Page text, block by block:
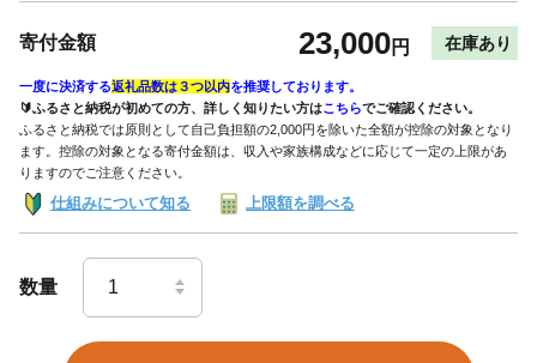
寄付金額 23,000円 在庫あり
一度に決済する返礼品数は３つ以内を推奨しております。
🔰ふるさと納税が初めての方、詳しく知りたい方はこちらでご確認ください。
ふるさと納税では原則として自己負担額の2,000円を除いた全額が控除の対象となり
ます。控除の対象となる寄付金額は、収入や家族構成などに応じて一定の上限があ
りますのでご注意ください。
仕組みについて知る 上限額を調べる
数量